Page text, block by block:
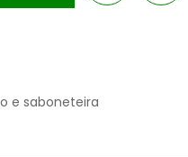
e saboneteira